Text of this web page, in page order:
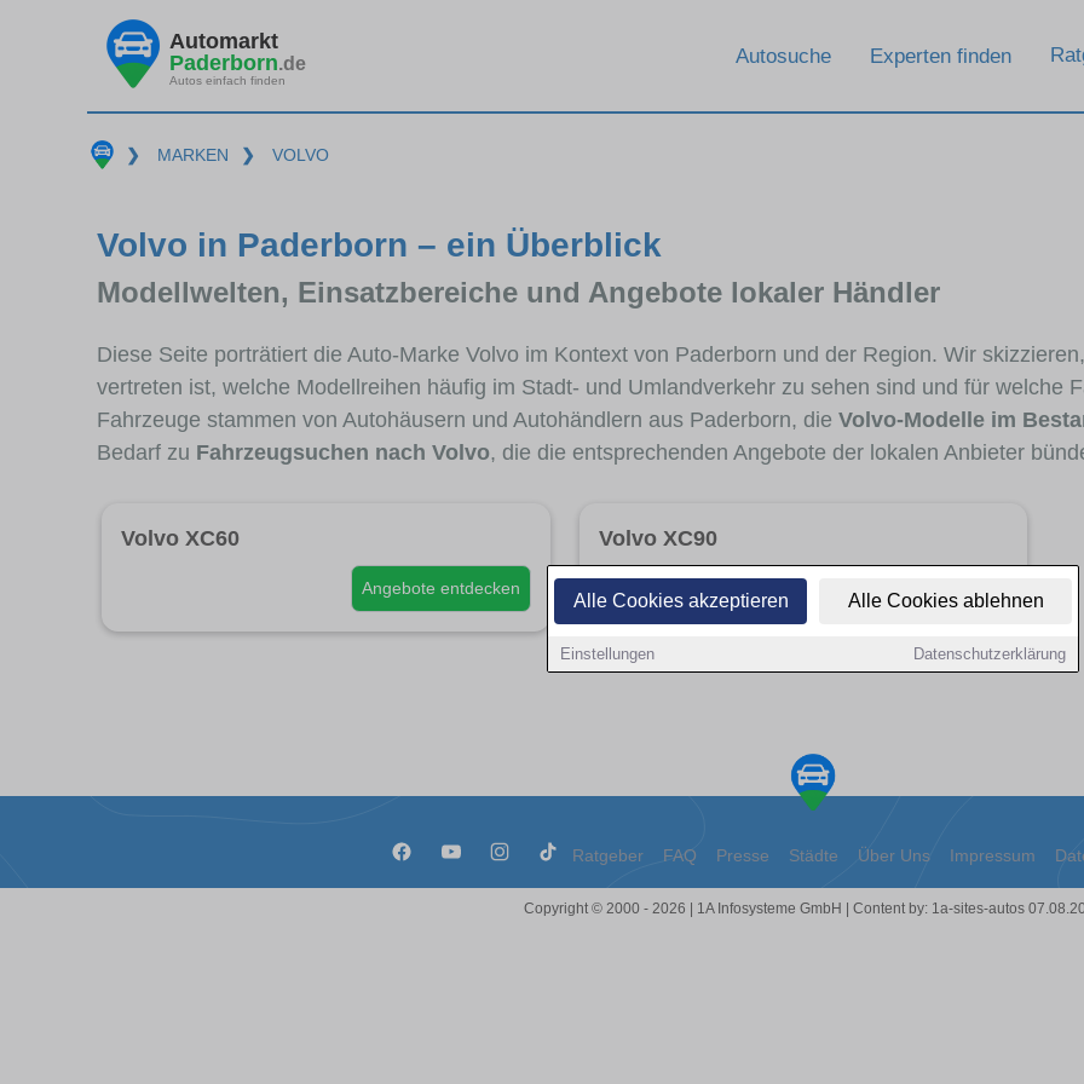
Alle Cookies akzeptieren Alle Cookies ablehnen
Einstellungen Datenschutzerklärung
Automarkt
Paderborn.de
Autos einfach finden
Autosuche Experten finden
❯ MARKEN ❯ VOLVO
Volvo in Paderborn – ein Überblick
Modellwelten, Einsatzbereiche und Angebote lokaler Händler
Diese Seite porträtiert die Auto-Marke Volvo im Kontext von Paderborn und der Region. Wir
vertreten ist, welche Modellreihen häufig im Stadt- und Umlandverkehr zu sehen sind und für welche
Fahrzeuge stammen von Autohäusern und Autohändlern aus Paderborn, die Volvo-Modelle im
Bedarf zu Fahrzeugsuchen nach Volvo, die die entsprechenden Angebote der lokalen Anbieter
Volvo XC60
Angebote entdecken
Volvo XC90
Ratgeber FAQ Presse Städte Über Uns Impressum
Copyright © 2000 - 2026 | 1A Infosysteme GmbH | Content by: 1a-sites-autos